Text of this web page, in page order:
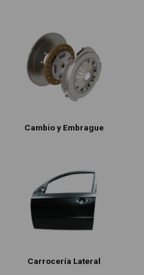
Cambio y Embrague
Carrocería Lateral